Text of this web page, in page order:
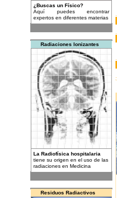
¿Buscas un Físico?
Aquí puedes encontrar
expertos en diferentes materias
Radiaciones Ionizantes
La Radiofísica hospitalaria
tiene su origen en el uso de las
radiaciones en Medicina
Residuos Radiactivos